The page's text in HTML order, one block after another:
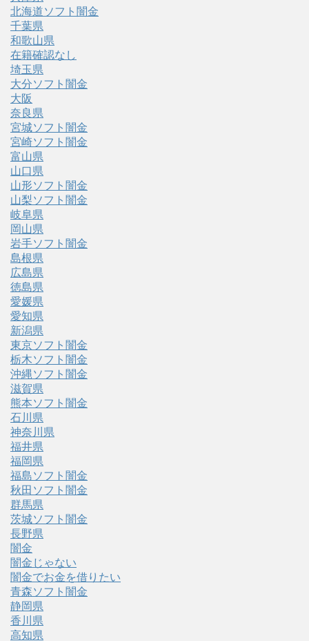
北海道ソフト闇金
千葉県
和歌山県
在籍確認なし
埼玉県
大分ソフト闇金
大阪
奈良県
宮城ソフト闇金
宮崎ソフト闇金
富山県
山口県
山形ソフト闇金
山梨ソフト闇金
岐阜県
岡山県
岩手ソフト闇金
島根県
広島県
徳島県
愛媛県
愛知県
新潟県
東京ソフト闇金
栃木ソフト闇金
沖縄ソフト闇金
滋賀県
熊本ソフト闇金
石川県
神奈川県
福井県
福岡県
福島ソフト闇金
秋田ソフト闇金
群馬県
茨城ソフト闇金
長野県
闇金
闇金じゃない
闇金でお金を借りたい
青森ソフト闇金
静岡県
香川県
高知県